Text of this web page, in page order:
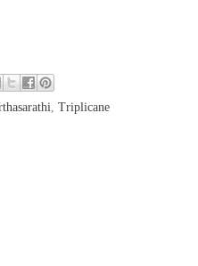
, Triplicane